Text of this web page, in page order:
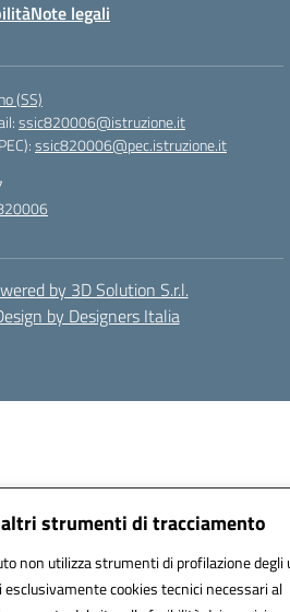
altri strumenti di tracciamento
non utilizza strumenti di profilazione
cookies tecnici necessari al
Note legali
(SS)
ssic820006@istruzione.it
ssic820006@pec.istruzione.it
by 3D Solution S.r.l.
by Designers Italia